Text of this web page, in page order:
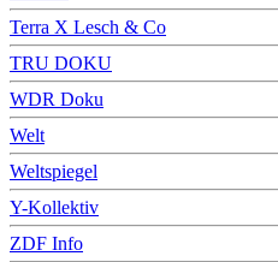
Terra X Lesch & Co
TRU DOKU
WDR Doku
Welt
Weltspiegel
Y-Kollektiv
ZDF Info